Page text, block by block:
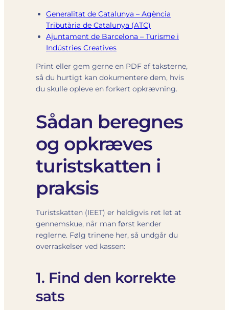
Generalitat de Catalunya – Agència
Tributària de Catalunya (ATC)
Ajuntament de Barcelona – Turisme i
Indústries Creatives
Print eller gem gerne en PDF af taksterne,
så du hurtigt kan dokumentere dem, hvis
du skulle opleve en forkert opkrævning.
Sådan beregnes
og opkræves
turistskatten i
praksis
Turistskatten (IEET) er heldigvis ret let at
gennemskue, når man først kender
reglerne. Følg trinene her, så undgår du
overraskelser ved kassen:
1. Find den korrekte
sats